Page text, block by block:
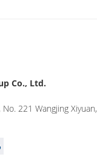
Co., Ltd.
221 Wangjing Xiyuan,